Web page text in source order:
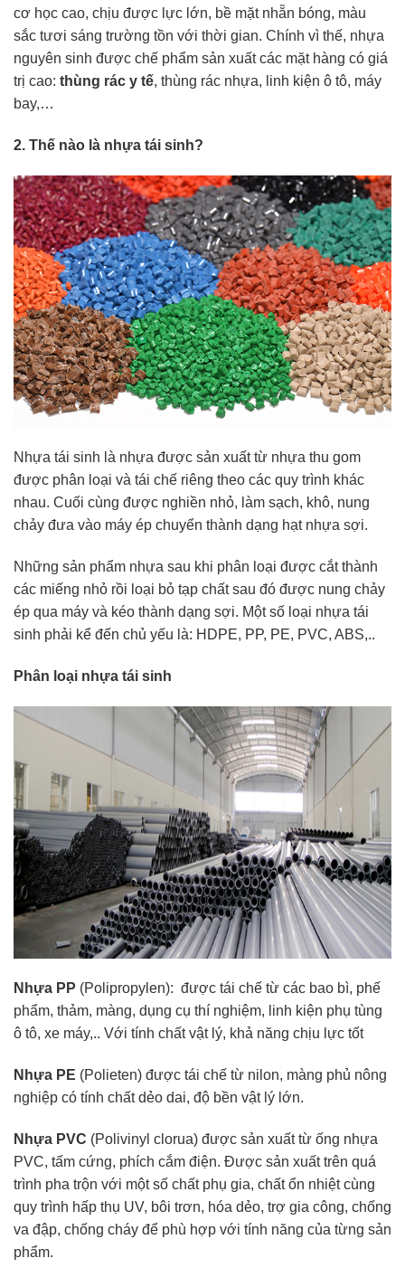
cơ học cao, chịu được lực lớn, bề mặt nhẵn bóng, màu
sắc tươi sáng trường tồn với thời gian. Chính vì thế, nhựa
nguyên sinh được chế phẩm sản xuất các mặt hàng có giá
trị cao: thùng rác y tế, thùng rác nhựa, linh kiện ô tô, máy
bay,…
2. Thế nào là nhựa tái sinh?
Nhựa tái sinh là nhựa được sản xuất từ nhựa thu gom
được phân loại và tái chế riêng theo các quy trình khác
nhau. Cuối cùng được nghiền nhỏ, làm sạch, khô, nung
chảy đưa vào máy ép chuyển thành dạng hạt nhựa sợi.
Những sản phẩm nhựa sau khi phân loại được cắt thành
các miếng nhỏ rồi loại bỏ tạp chất sau đó được nung chảy
ép qua máy và kéo thành dạng sợi. Một số loại nhựa tái
sinh phải kể đến chủ yếu là: HDPE, PP, PE, PVC, ABS,..
Phân loại nhựa tái sinh
Nhựa PP (Polipropylen): được tái chế từ các bao bì, phế
phẩm, thảm, màng, dụng cụ thí nghiệm, linh kiện phụ tùng
ô tô, xe máy,.. Với tính chất vật lý, khả năng chịu lực tốt
Nhựa PE (Polieten) được tái chế từ nilon, màng phủ nông
nghiệp có tính chất dẻo dai, độ bền vật lý lớn.
Nhựa PVC (Polivinyl clorua) được sản xuất từ ống nhựa
PVC, tấm cứng, phích cắm điện. Được sản xuất trên quá
trình pha trộn với một số chất phụ gia, chất ổn nhiệt cùng
quy trình hấp thụ UV, bôi trơn, hóa dẻo, trợ gia công, chống
va đập, chống cháy để phù hợp với tính năng của từng sản
phẩm.